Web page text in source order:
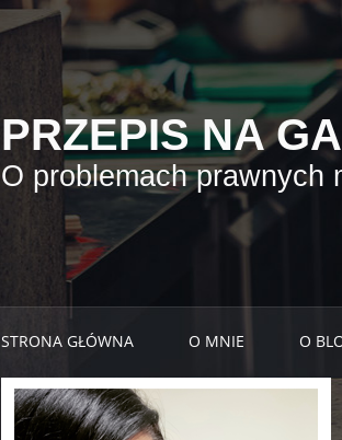
PRZEPIS NA
O problemach prawnych
STRONA GŁÓWNA O MNIE O